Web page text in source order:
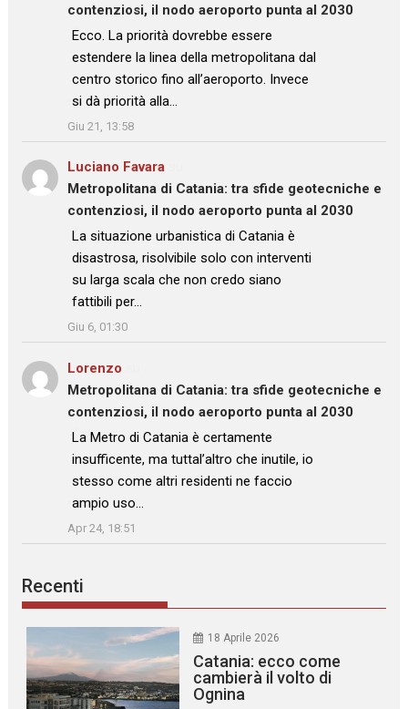
contenziosi, il nodo aeroporto punta al 2030
: “
Ecco. La priorità dovrebbe essere
estendere la linea della metropolitana dal
centro storico fino all’aeroporto. Invece
si dà priorità alla…
”
Giu 21, 13:58
Luciano Favara
Metropolitana di Catania: tra sfide geotecniche e
contenziosi, il nodo aeroporto punta al 2030
: “La situazione urbanistica di Catania è
disastrosa, risolvibile solo con interventi
su larga scala che non credo siano
fattibili per…
Giu 6, 01:30
Lorenzo
Metropolitana di Catania: tra sfide geotecniche e
contenziosi, il nodo aeroporto punta al 2030
: “La Metro di Catania è certamente
insufficente, ma tuttal’altro che inutile, io
stesso come altri residenti ne faccio
ampio uso…
”
Apr 24, 18:51
Recenti
18 Aprile 2026
Catania: ecco come
cambierà il volto di
Ognina